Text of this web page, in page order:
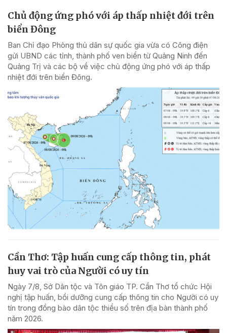
Chủ động ứng phó với áp thấp nhiệt đới trên
biển Đông
Ban Chỉ đạo Phòng thủ dân sự quốc gia vừa có Công điện
gửi UBND các tỉnh, thành phố ven biển từ Quảng Ninh đến
Quảng Trị và các bộ về việc chủ động ứng phó với áp thấp
nhiệt đới trên biển Đông.
Cần Thơ: Tập huấn cung cấp thông tin, phát
huy vai trò của Người có uy tín
Ngày 7/8, Sở Dân tộc và Tôn giáo TP. Cần Thơ tổ chức Hội
nghị tập huấn, bồi dưỡng cung cấp thông tin cho Người có uy
tín trong đồng bào dân tộc thiểu số trên địa bàn thành phố
năm 2026.